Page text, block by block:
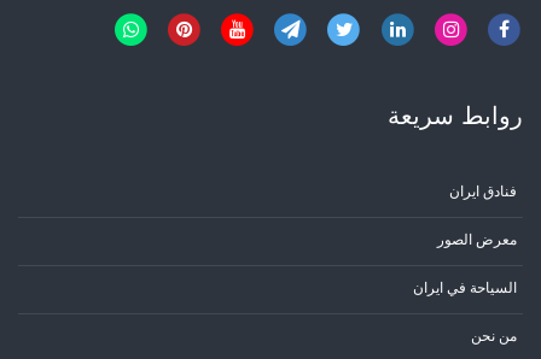
روابط سریعة
فنادق ايران
معرض الصور
السياحة في ايران
من نحن